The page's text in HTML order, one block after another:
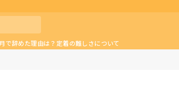
で辞めた理由は？定着の難しさについて